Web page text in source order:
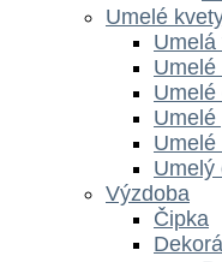
Umelé
Umelá
Umelé
Umelé
Umelé
Umelé
Umelý
Výzdoba
Čipka